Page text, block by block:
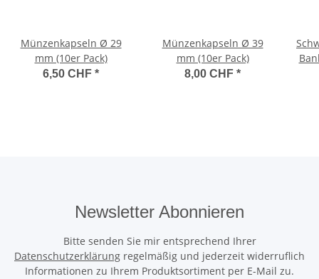
Münzenkapseln Ø 29
mm (10er Pack)
6,50 CHF *
Münzenkapseln Ø 39
mm (10er Pack)
8,00 CHF *
Newsletter Abonnieren
Bitte senden Sie mir entsprechend Ihrer
Datenschutzerklärung regelmäßig und jederzeit widerruflich
Informationen zu Ihrem Produktsortiment per E-Mail zu.